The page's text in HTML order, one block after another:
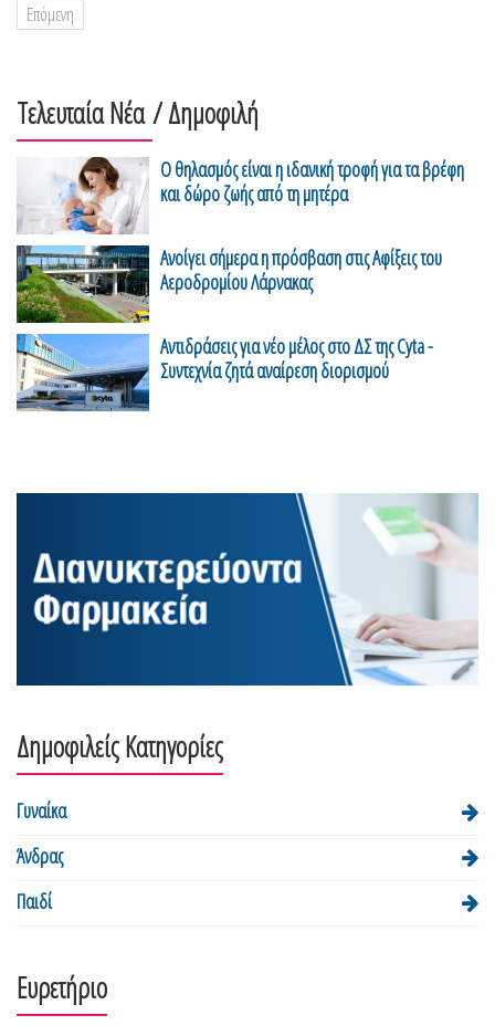
Επόμενη
Τελευταία Νέα / Δημοφιλή
Ο θηλασμός είναι η ιδανική τροφή για τα βρέφη
και δώρο ζωής από τη μητέρα
Ανοίγει σήμερα η πρόσβαση στις Αφίξεις του
Αεροδρομίου Λάρνακας
Αντιδράσεις για νέο μέλος στο ΔΣ της Cyta -
Συντεχνία ζητά αναίρεση διορισμού
Δημοφιλείς Κατηγορίες
Γυναίκα
Άνδρας
Παιδί
Ευρετήριο